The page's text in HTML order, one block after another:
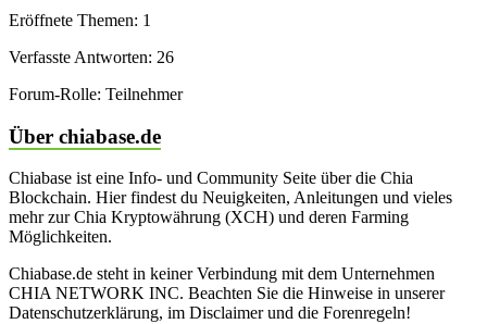
Eröffnete Themen: 1
Verfasste Antworten: 26
Forum-Rolle: Teilnehmer
Über chiabase.de
Chiabase ist eine Info- und Community Seite über die Chia
Blockchain. Hier findest du Neuigkeiten, Anleitungen und vieles
mehr zur Chia Kryptowährung (XCH) und deren Farming
Möglichkeiten.
Chiabase.de steht in keiner Verbindung mit dem Unternehmen
CHIA NETWORK INC. Beachten Sie die Hinweise in unserer
Datenschutzerklärung, im Disclaimer und die Forenregeln!